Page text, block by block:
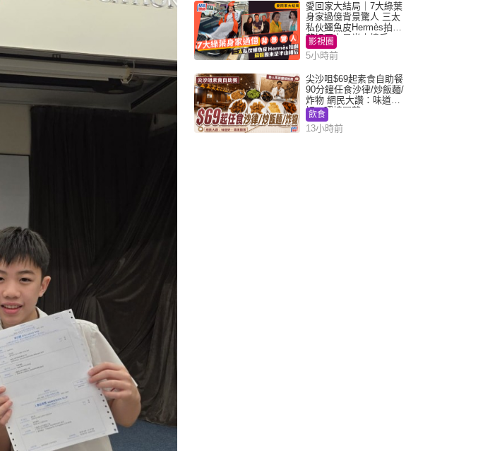
愛回家大結局｜7大綠葉
身家過億背景驚人 三太
私伙鱷魚皮Hermès拍劇
蘇姐原來是半山樓后
影視圈
5小時前
尖沙咀$69起素食自助餐
90分鐘任食沙律/炒飯麵/
炸物 網民大讚：味道
好，環境闊落
飲食
13小時前